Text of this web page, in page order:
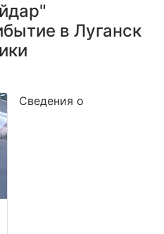
в Луганск
Сведения о